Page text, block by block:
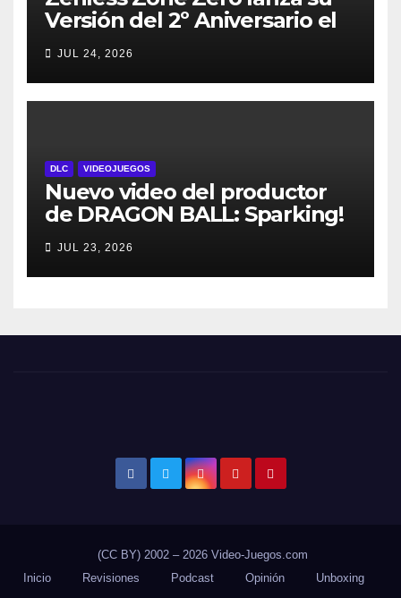
Versión del 2º Aniversario el
29 de julio – con regalos para
todos los jugadores y nuevos
personajes
JUL 24, 2026
DLC VIDEOJUEGOS
Nuevo video del productor
de DRAGON BALL: Sparking!
ZERO detalla el Super Limit-
Breaking NEO DLC
JUL 23, 2026
(CC BY) 2002 – 2026 Video-Juegos.com
Inicio
Revisiones Podcast Opinión Unboxing